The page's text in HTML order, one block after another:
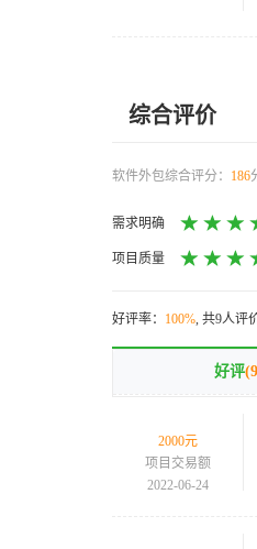
综合评价
软件外包综合评分： 186
需求明确
项目质量
好评率： 100%, 共9人评
好评
2000元
项目交易额
2022-06-24